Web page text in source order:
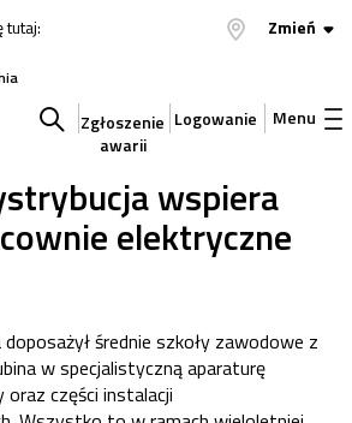
tutaj: Zmień
Szukaj
w
Zgłoszenie
awarii
Logowanie Menu
wspiera
elektryczne
średnie szkoły zawodowe z
w specjalistyczną aparaturę
części instalacji